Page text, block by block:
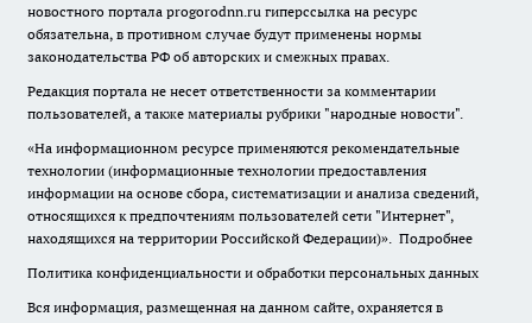
новостного портала progorodnn.ru гиперссылка на ресурс
обязательна, в противном случае будут применены нормы
законодательства РФ об авторских и смежных правах.
Редакция портала не несет ответственности за комментарии
пользователей, а также материалы рубрики "народные новости".
«На информационном ресурсе применяются рекомендательные
технологии (информационные технологии предоставления
информации на основе сбора, систематизации и анализа сведений,
относящихся к предпочтениям пользователей сети "Интернет",
находящихся на территории Российской Федерации)». Подробнее
Политика конфиденциальности и обработки персональных данных
Вся информация, размещенная на данном сайте, охраняется в